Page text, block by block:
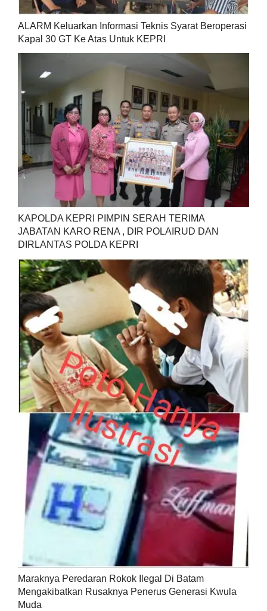
ALARM Keluarkan Informasi Teknis Syarat Beroperasi
Kapal 30 GT Ke Atas Untuk KEPRI
KAPOLDA KEPRI PIMPIN SERAH TERIMA
JABATAN KARO RENA , DIR POLAIRUD DAN
DIRLANTAS POLDA KEPRI
Maraknya Peredaran Rokok Ilegal Di Batam
Mengakibatkan Rusaknya Penerus Generasi Kwula
Muda